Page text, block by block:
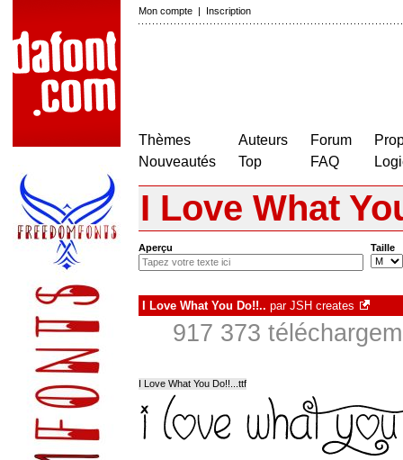
Mon compte | Inscription
Thèmes
Nouveautés
Auteurs
Top
Forum
FAQ
I Love What
Aperçu Taille
I Love What You Do!!.. par JSH creates
917 373
I Love What You Do!!...ttf